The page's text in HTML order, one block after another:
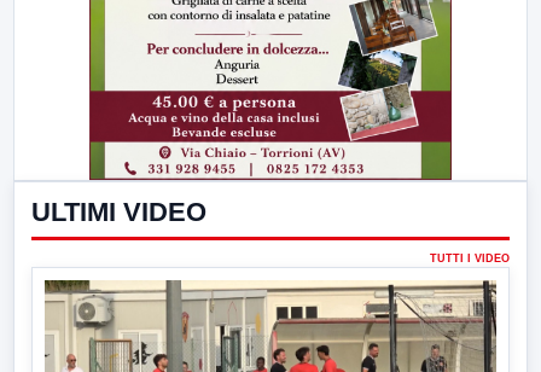
ULTIMI VIDEO
TUTTI I VIDEO